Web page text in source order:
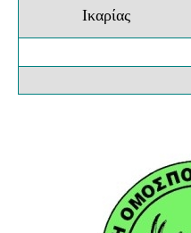
Ικαρίας